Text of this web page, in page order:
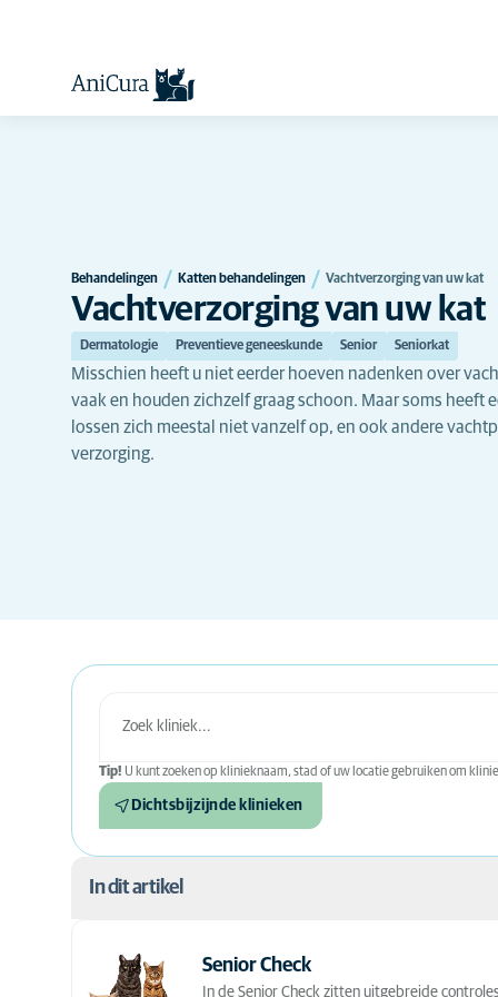
Behandelingen Katten behandelingen Vachtverzorging van uw kat
Vachtverzorging van uw kat
Dermatologie Preventieve geneeskunde Senior Seniorkat
Misschien heeft u niet eerder hoeven nadenken over
vaak en houden zichzelf graag schoon. Maar soms heeft
lossen zich meestal niet vanzelf op, en ook andere
verzorging.
Tip! U kunt zoeken op klinieknaam, stad of uw locatie gebruiken om
Dichtsbijzijnde klinieken
In dit artikel
Wanneer heeft uw kat hulp bij vachtverzorging
Senior Check
In de Senior Check zitten uitgebreide